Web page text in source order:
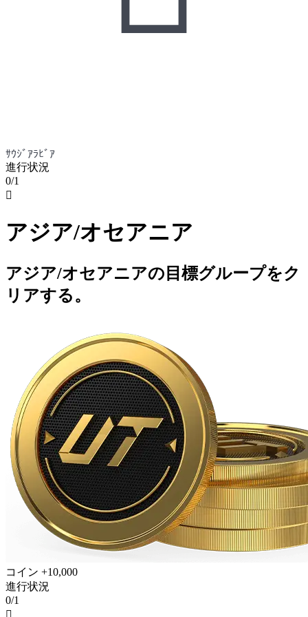
ｻｳｼﾞｱﾗﾋﾞｱ
進行状況
0/1

アジア/オセアニア
アジア/オセアニアの目標グループをク
リアする。
コイン +10,000
進行状況
0/1